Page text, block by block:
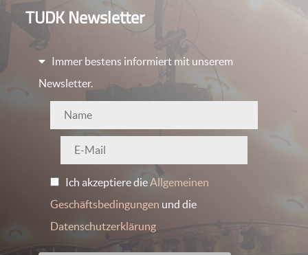
TUDK Newsletter
Immer bestens informiert mit unserem
Newsletter.
Ich akzeptiere dieAllgemeinen
Geschäftsbedingungen und die
Datenschutzerklärung